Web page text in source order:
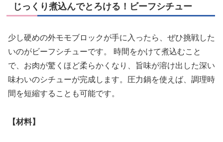
じっくり煮込んでとろける！ビーフシチュー
少し硬めの外モモブロックが手に入ったら、ぜひ挑戦した
いのがビーフシチューです。 時間をかけて煮込むこと
で、お肉が驚くほど柔らかくなり、旨味が溶け出した深い
味わいのシチューが完成します。圧力鍋を使えば、調理時
間を短縮することも可能です。
【材料】